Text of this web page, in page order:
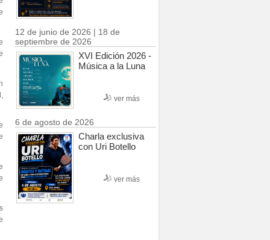
12 de junio de 2026 | 18 de
septiembre de 2026
XVI Edición 2026 -
Música a la Luna
ver más
6 de agosto de 2026
Charla exclusiva
con Uri Botello
ver más